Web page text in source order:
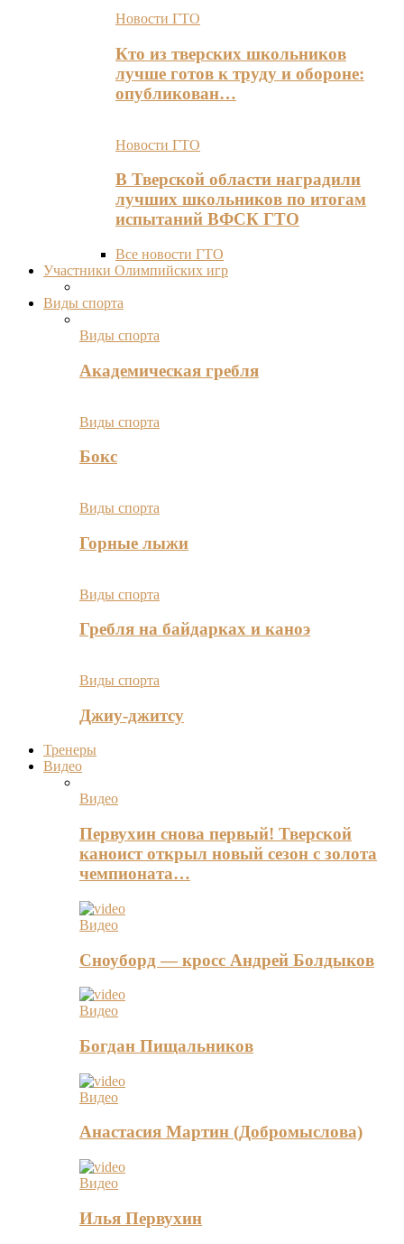
Новости ГТО
Кто из тверских школьников
лучше готов к труду и обороне:
опубликован…
Новости ГТО
В Тверской области наградили
лучших школьников по итогам
испытаний ВФСК ГТО
Все новости ГТО
Участники Олимпийских игр
Виды спорта
Виды спорта
Академическая гребля
Виды спорта
Бокс
Виды спорта
Горные лыжи
Виды спорта
Гребля на байдарках и каноэ
Виды спорта
Джиу-джитсу
Тренеры
Видео
Видео
Первухин снова первый! Тверской
каноист открыл новый сезон с золота
чемпионата…
Видео
Сноуборд — кросс Андрей Болдыков
Видео
Богдан Пищальников
Видео
Анастасия Мартин (Добромыслова)
Видео
Илья Первухин